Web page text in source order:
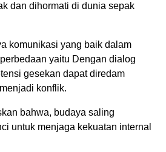
dan dihormati di dunia sepak
komunikasi yang baik dalam
yaitu Dengan dialog
gesekan dapat diredam
konflik.
bahwa, budaya saling
untuk menjaga kekuatan internal